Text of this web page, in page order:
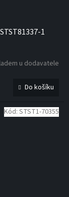
1
u dodavatele
Do košíku
Kód: STST1-70355